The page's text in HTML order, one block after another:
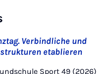
Verbindliche und
etablieren
Sport 49 (2026)